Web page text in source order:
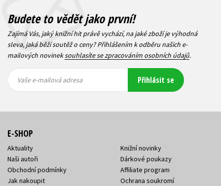
Budete to vědět jako první!
Zajímá Vás, jaký knižní hit právě vychází, na jaké zboží je výhodná
sleva, jaká běží soutěž o ceny? Přihlášením k odběru našich e-
mailových novineksouhlasíte se zpracováním osobních údajů.
mailová
mailová
Vaše e-mailová adresa Přihlásit se
E-SHOP
Aktuality
Naši autoři
Obchodní podmínky
Jak nakoupit
Knižní novinky
Dárkové poukazy
Affiliate program
Ochrana soukromí